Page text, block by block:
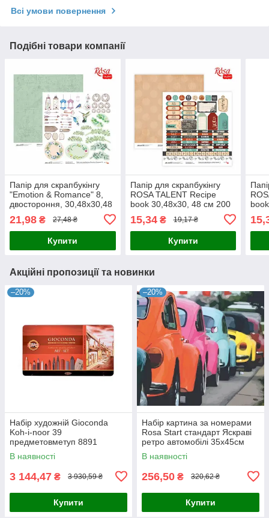
Всі умови повернення
Подібні товари компанії
Папір для скрапбукінгу
"Emotion & Romance" 8,
двостороння, 30,48х30,48
TALENT
21,98 ₴ 27,48 ₴
Купити
Папір для скрапбукінгу
ROSA TALENT Recipe
book 30,48х30, 48 см 200
(4823064954319)
15,34₴ 19,17 ₴
Купити
Акційні пропозиції та новинки
–20%
Набір художній Gioconda
Koh-i-noor 39
предметовметуп 8891
В наявності
3 144,47 ₴ 3 930,59 ₴
Купити
–20%
Набір картина за номерами
Rosa Start стандарт Яскраві
ретро автомобілі 35х45см
(4823098514121)
В наявності
256,50 ₴ 320,62 ₴
Купити